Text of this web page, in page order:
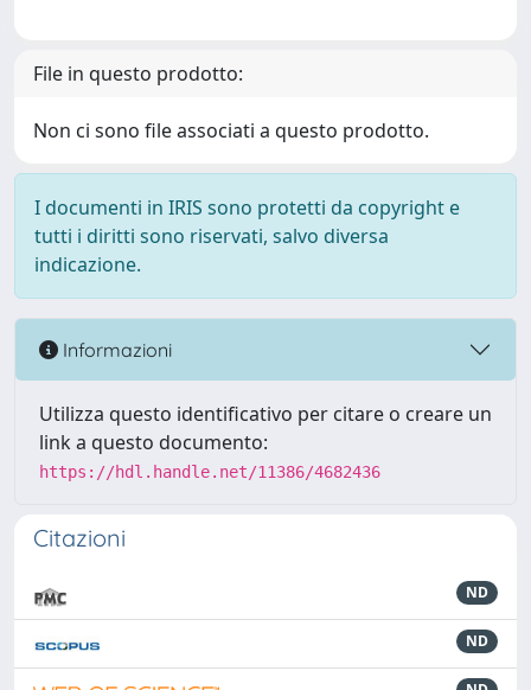
File in questo prodotto:
Non ci sono file associati a questo prodotto.
I documenti in IRIS sono protetti da copyright e
tutti i diritti sono riservati, salvo diversa
indicazione.
Informazioni
Utilizza questo identificativo per citare o creare un
link a questo documento:
https://hdl.handle.net/11386/4682436
Citazioni
ND
ND